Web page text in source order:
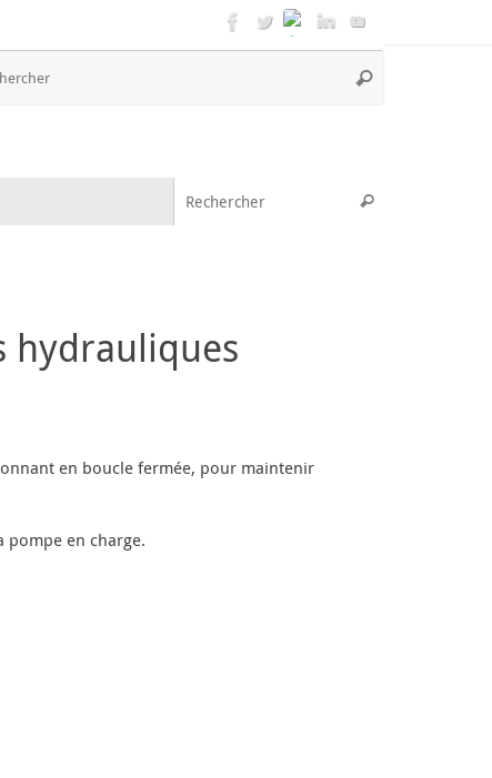
Rechercher
Rechercher
hydrauliques
en boucle fermée, pour maintenir
en charge.